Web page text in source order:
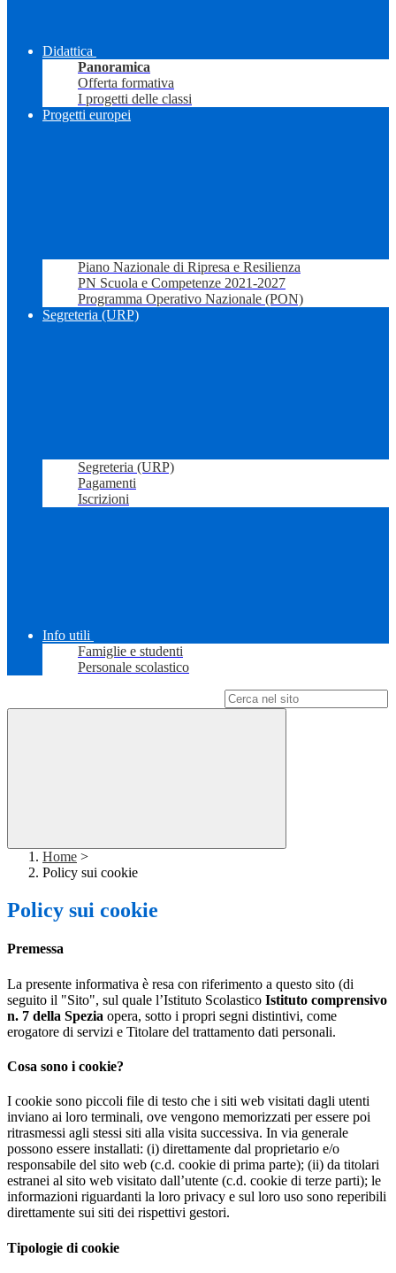
Didattica
Panoramica
Offerta formativa
I progetti delle classi
Progetti europei
Piano Nazionale di Ripresa e Resilienza
PN Scuola e Competenze 2021-2027
Programma Operativo Nazionale (PON)
Segreteria (URP)
Segreteria (URP)
Pagamenti
Iscrizioni
Info utili
Famiglie e studenti
Personale scolastico
Home >
Policy sui cookie
Policy sui cookie
Premessa
La presente informativa è resa con riferimento a questo sito (di
seguito il "Sito", sul quale l’Istituto Scolastico Istituto comprensivo
n. 7 della Spezia opera, sotto i propri segni distintivi, come
erogatore di servizi e Titolare del trattamento dati personali.
Cosa sono i cookie?
I cookie sono piccoli file di testo che i siti web visitati dagli utenti
inviano ai loro terminali, ove vengono memorizzati per essere poi
ritrasmessi agli stessi siti alla visita successiva. In via generale
possono essere installati: (i) direttamente dal proprietario e/o
responsabile del sito web (c.d. cookie di prima parte); (ii) da titolari
estranei al sito web visitato dall’utente (c.d. cookie di terze parti); le
informazioni riguardanti la loro privacy e sul loro uso sono reperibili
direttamente sui siti dei rispettivi gestori.
Tipologie di cookie